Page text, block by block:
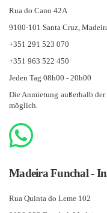
Rua do Cano 42A
9100-101 Santa Cruz,
+351 291 523 070
+351 963 522 450
Jeden Tag 08h00 - 20h00
Die Anmietung außerhalb
möglich.
Madeira Funchal -
Rua Quinta do Leme 102